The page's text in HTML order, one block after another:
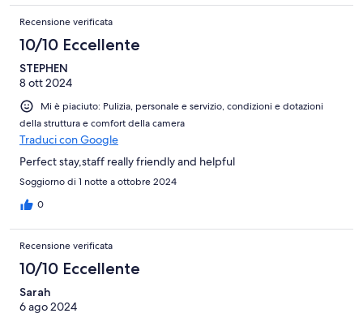
Recensione verificata
10/10 Eccellente
STEPHEN
8 ott 2024
Mi è piaciuto: Pulizia, personale e servizio, condizioni e dotazioni
della struttura e comfort della camera
Traduci con Google
Perfect stay,staff really friendly and helpful
Soggiorno di 1 notte a ottobre 2024
0
Recensione verificata
10/10 Eccellente
Sarah
6 ago 2024